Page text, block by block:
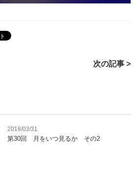
次の記事 >
2018/03/31
第30回 月をいつ見るか その2